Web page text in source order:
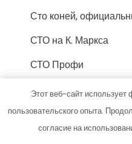
Сто коней,
СТО на К. Маркса
СТО Профи
Сулак, гостиничный
Тайга, банный
Этот веб-сайт
пользовательского опыта.
согласие на